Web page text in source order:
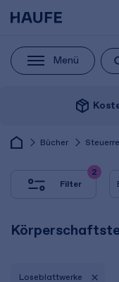
Menü
package_2
Bücher
Filter
2
Lose­blatt­werke